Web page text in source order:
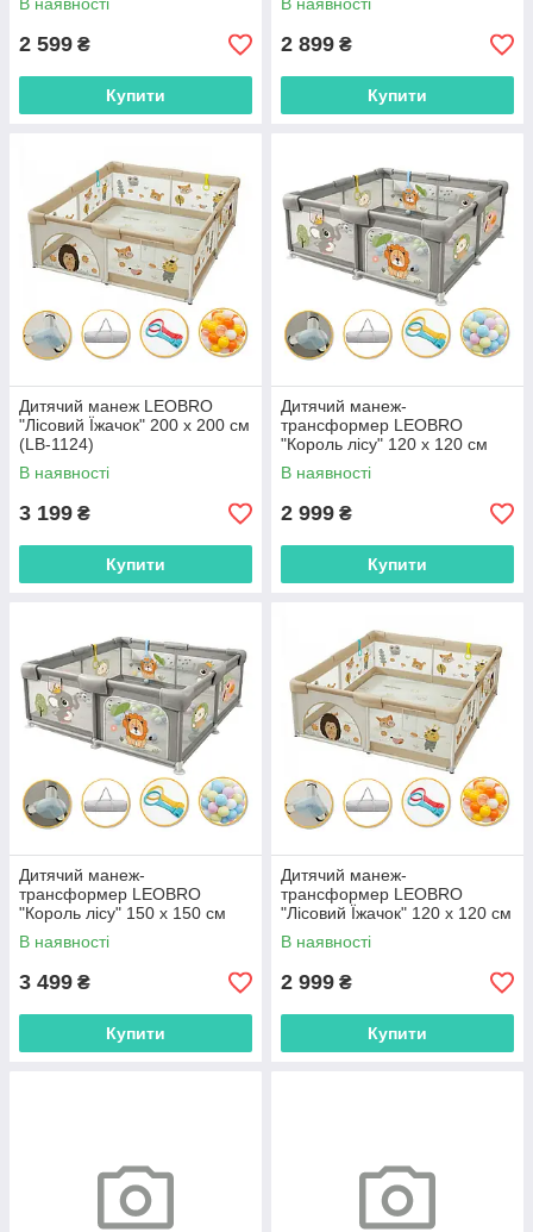
2 599 ₴
Купити
2 899 ₴
Купити
Дитячий манеж LEOBRO
"Лісовий Їжачок" 200 x 200 см
(LB-1124)
В наявності
3 199 ₴
Купити
Дитячий манеж-
трансформер LEOBRO
"Король лісу" 120 x 120 см
(LB-1132)
В наявності
2 999 ₴
Купити
Дитячий манеж-
трансформер LEOBRO
"Король лісу" 150 x 150 см
(LB-1133)
В наявності
3 499 ₴
Купити
Дитячий манеж-
трансформер LEOBRO
"Лісовий Їжачок" 120 x 120 см
(LB-1129)
В наявності
2 999 ₴
Купити